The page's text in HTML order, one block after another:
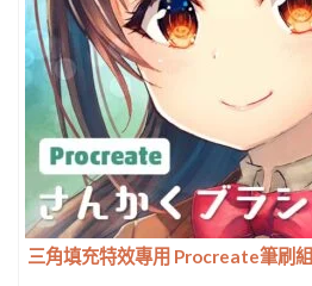
三角填充特效專用 Procreate筆刷組